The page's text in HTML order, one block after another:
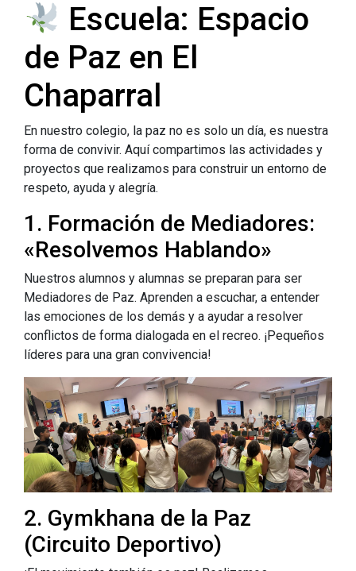
Escuela: Espacio
de Paz en El
Chaparral
En nuestro colegio, la paz no es solo un día, es nuestra
forma de convivir. Aquí compartimos las actividades y
proyectos que realizamos para construir un entorno de
respeto, ayuda y alegría.
1. Formación de Mediadores:
«Resolvemos Hablando»
Nuestros alumnos y alumnas se preparan para ser
Mediadores de Paz. Aprenden a escuchar, a entender
las emociones de los demás y a ayudar a resolver
conflictos de forma dialogada en el recreo. ¡Pequeños
líderes para una gran convivencia!
2. Gymkhana de la Paz
(Circuito Deportivo)